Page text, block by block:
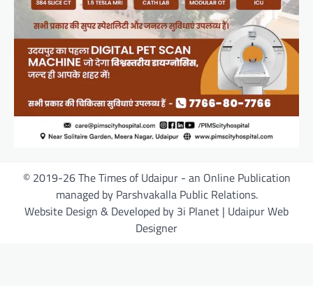
© 2019-26 The Times of Udaipur - an Online Publication
managed by Parshvakalla Public Relations.
Website Design & Developed by 3i Planet | Udaipur Web
Designer